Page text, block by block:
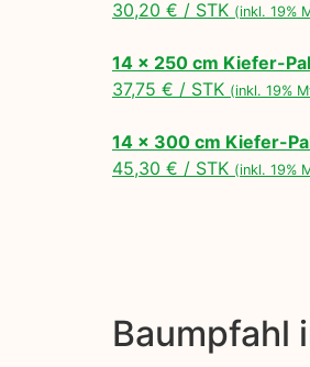
30,20 € / STK (inkl. 19%
14 x 250 cm Kiefer-
37,75 € / STK (inkl. 19%
14 x 300 cm Kiefer-
45,30 € / STK (inkl. 19%
Baumpfahl